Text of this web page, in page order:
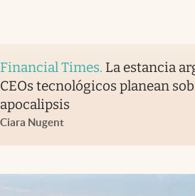
Financial Times. La estancia
CEOs tecnológicos planean
apocalipsis
Ciara Nugent